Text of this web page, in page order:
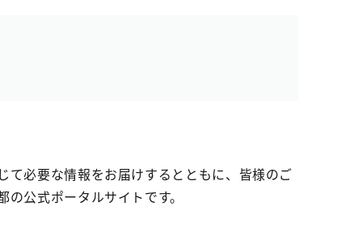
て必要な情報をお届けするとともに、皆様のご
公式ポータルサイトです。